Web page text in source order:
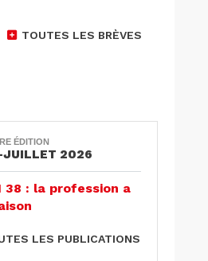
TOUTES LES BRÈVES
ÉDITION
2026
38 : la profession a
LES PUBLICATIONS